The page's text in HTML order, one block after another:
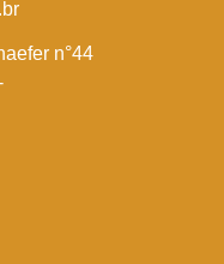
n°44